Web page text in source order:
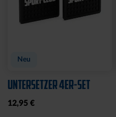
Neu
UNTERSETZER 4ER-SET
12,95 €